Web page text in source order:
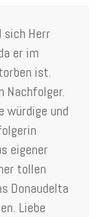
sich Herr
er im
ist.
Nachfolger.
würdige und
eigener
tollen
Donaudelta
Liebe